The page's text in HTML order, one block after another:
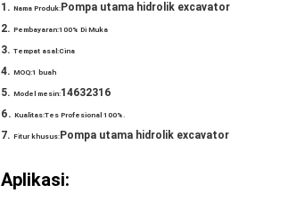
Nama Produk: Pompa utama hidrolik excavator
Pembayaran:100% Di Muka
Tempat asal:Cina
MOQ:1 buah
Model mesin:14632316
Kualitas:Tes Profesional 100%.
Fitur khusus: Pompa utama hidrolik excavator
Aplikasi: